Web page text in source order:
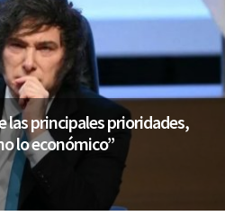
las principales prioridades,
lo económico”